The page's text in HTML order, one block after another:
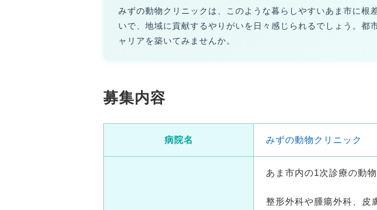
みずの動物クリニックは、このような暮らしやすいあま市に根
いで、地域に貢献するやりがいを日々感じられるでしょう。
ャリアを築いてみませんか。
募集内容
病院名 みずの動物クリニック
あま市内の1次診療の動物
整形外科や腫瘍外科、皮